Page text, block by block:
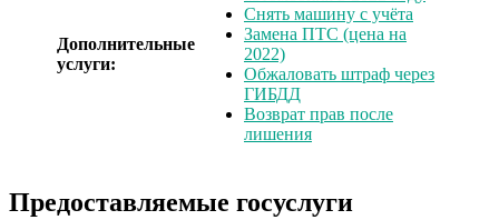
Дополнительные
услуги:
Снять машину с учёта
Замена ПТС (цена на
2022)
Обжаловать штраф через
ГИБДД
Возврат прав после
лишения
Предоставляемые госуслуги